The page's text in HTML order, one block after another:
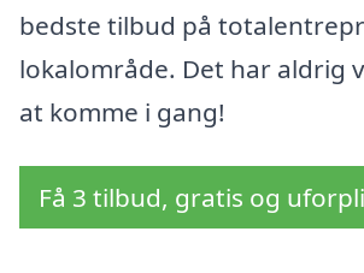
bedste tilbud på
lokalområde. Det har aldrig
at komme i gang!
Få 3 tilbud, gratis og